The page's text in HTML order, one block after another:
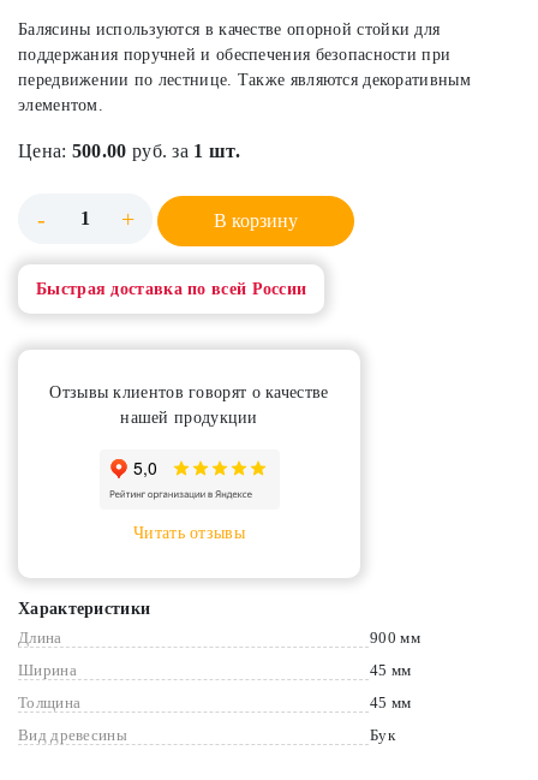
Балясины используются в качестве опорной стойки для
поддержания поручней и обеспечения безопасности при
передвижении по лестнице. Также являются декоративным
элементом.
Цена: 500.00 руб. за 1 шт.
- + В корзину
Быстрая доставка по всей России
Отзывы клиентов говорят о качестве
нашей продукции
Читать отзывы
Характеристики
Длина
900 мм
Ширина
45 мм
Толщина
45 мм
Вид древесины
Бук